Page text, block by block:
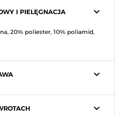
keyboard_arrow_down
I PIELĘGNACJA
20% poliester, 10% poliamid,
keyboard_arrow_down
keyboard_arrow_down